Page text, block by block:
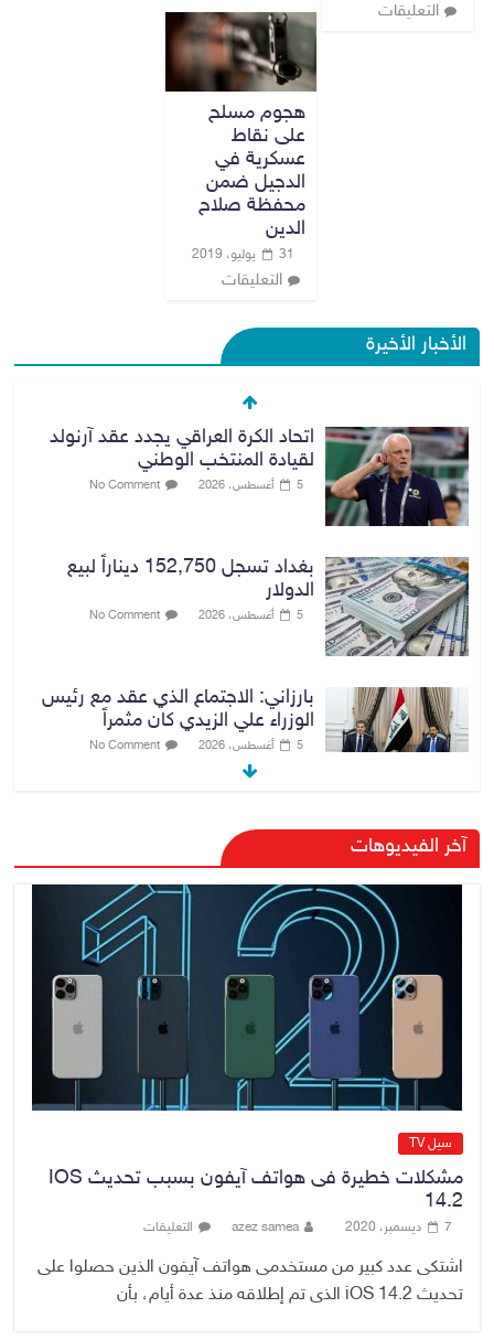
التعليقات
هجوم مسلح
على نقاط
عسكرية في
الدجيل ضمن
محفظة صلاح
الدين
31 يوليو، 2019
التعليقات
الأخبار الأخيرة
اتحاد الكرة العراقي يجدد عقد آرنولد
لقيادة المنتخب الوطني
5 أغسطس، 2026 No Comment
بغداد تسجل 152,750 ديناراً لبيع
الدولار
5 أغسطس، 2026 No Comment
بارزاني: الاجتماع الذي عقد مع رئيس
الوزراء علي الزيدي كان مثمراً
5 أغسطس، 2026 No Comment
وزير الخارجية يبحث مع نظيره
السعودي ترتيبات زيارة مرتقبة لوفد
أمني عراقي إلى السعودية
5 أغسطس، 2026 No Comment
وزارة الخزانة الأمريكية تعلن إلغاء
عقوبات مرتبطة بإيران
No Comment
آخر الفيديوهات
سيل TV
مشكلات خطيرة فى هواتف آيفون بسبب تحديث IOS
14.2
7 ديسمبر، 2020 azez samea التعليقات
اشتكى عدد كبير من مستخدمى هواتف آيفون الذين حصلوا على
تحديث iOS 14.2 الذى تم إطلاقه منذ عدة أيام، بأن